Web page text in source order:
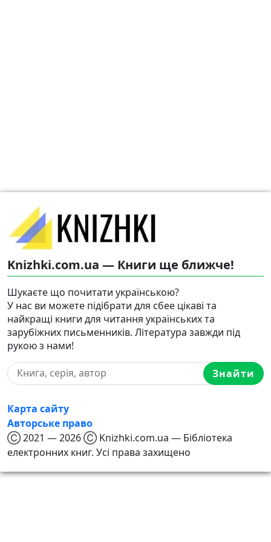
Knizhki.com.ua — Книги ще ближче!
Шукаєте що почитати українською?
У нас ви можете підібрати для сбее цікаві та
найкращі книги для читання українських та
зарубіжних письменників. Література завжди під
рукою з нами!
Знайти
Карта сайту
Авторське право
Ⓒ 2021 — 2026 Ⓒ Knizhki.com.ua — Бібліотека
електронних книг. Усі права захищено